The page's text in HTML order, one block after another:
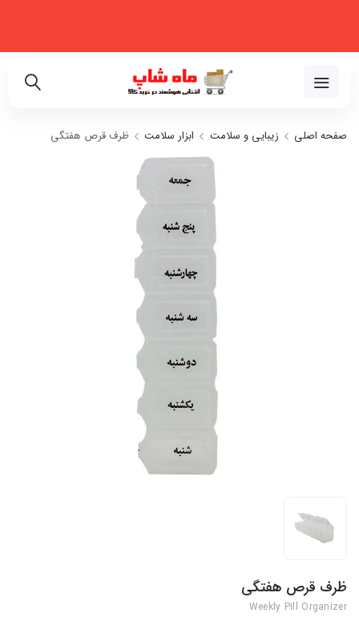
صفحه اصلی زیبایی و سلامت ابزار سلامت ظرف قرص هفتگی
ظرف قرص هفتگی
Weekly Pill Organizer